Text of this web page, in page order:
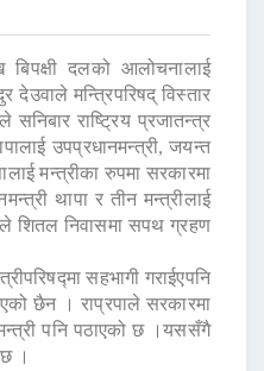
बिपक्षी दलको आलोचनालाई
देउवाले मन्त्रिपरिषद् विस्तार
राष्ट्रिय प्रजातन्त्र
उपप्रधानमन्त्री, जयन्त
मन्त्रीका रुपमा सरकारमा
थापा र तीन मन्त्रीलाई
शितल निवासमा सपथ ग्रहण
सहभागी गराईएपनि
छैन । राप्रपाले सरकारमा
पनि पठाएको छ ।यससँगै
।